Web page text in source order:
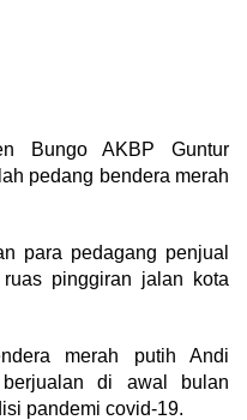
Bungo AKBP Guntur
pedang bendera merah
para pedagang penjual
pinggiran jalan kota
merah putih Andi
di awal bulan
pandemi covid-19.